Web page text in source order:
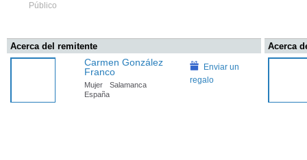
Público
Acerca del remitente
Carmen González
Franco
Mujer
Salamanca
España
Enviar un
regalo
Acerca